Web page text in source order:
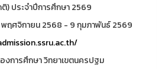
ประจำปีการศึกษา 2569
พฤศจิกายน 2568 - 9 กุมภาพันธ์ 2569
งการศึกษา วิทยาเขตนครปฐม